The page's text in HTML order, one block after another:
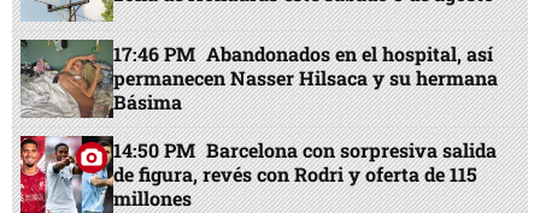
17:46 PM Abandonados en el hospital, así
permanecen Nasser Hilsaca y su hermana
Básima
14:50 PM Barcelona con sorpresiva salida
de figura, revés con Rodri y oferta de 115
millones